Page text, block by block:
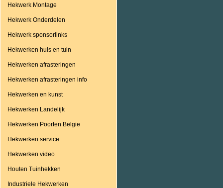
Hekwerk Montage
Hekwerk Onderdelen
Hekwerk sponsorlinks
Hekwerken huis en tuin
Hekwerken afrasteringen
Hekwerken afrasteringen info
Hekwerken en kunst
Hekwerken Landelijk
Hekwerken Poorten Belgie
Hekwerken service
Hekwerken video
Houten Tuinhekken
Industriele Hekwerken